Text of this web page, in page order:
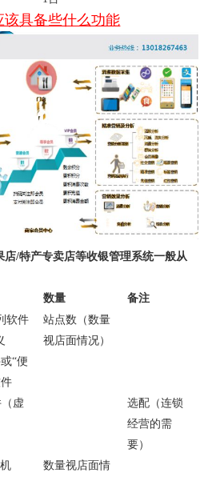
该具备些什么功能
店/特产专卖店等收银管理系统一般从
数量
备注
软件
“便
站点数（数量
视店面情况）
虚
选配（连锁
经营的需
要）
机
数量视店面情